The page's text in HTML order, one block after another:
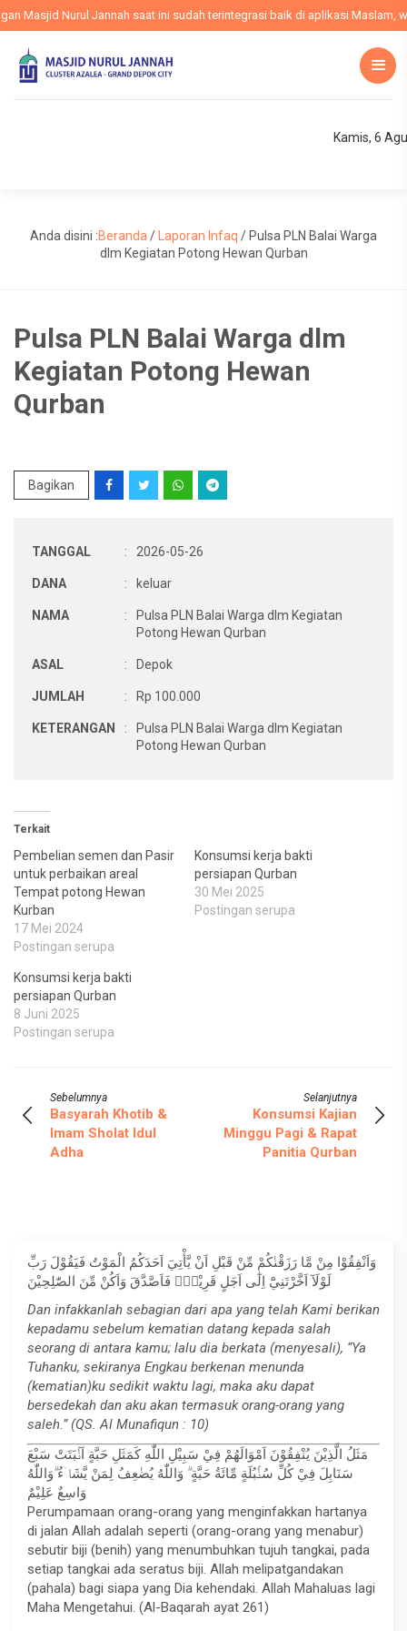
Masjid Nurul Jannah saat ini sudah terintegrasi baik di aplikasi Maslam,
Kamis, 6
Anda disini :Beranda / Laporan Infaq / Pulsa PLN Balai Warga
dlm Kegiatan Potong Hewan Qurban
Pulsa PLN Balai Warga dlm
Kegiatan Potong Hewan
Qurban
Bagikan
TANGGAL : 2026-05-26
DANA : keluar
NAMA :
Pulsa PLN Balai Warga dlm Kegiatan
Potong Hewan Qurban
ASAL : Depok
JUMLAH : Rp 100.000
KETERANGAN :
Pulsa PLN Balai Warga dlm Kegiatan
Potong Hewan Qurban
Terkait
Pembelian semen dan Pasir
untuk perbaikan areal
Tempat potong Hewan
Kurban
17 Mei 2024
Postingan serupa
Konsumsi kerja bakti
persiapan Qurban
30 Mei 2025
Postingan serupa
Konsumsi kerja bakti
persiapan Qurban
8 Juni 2025
Postingan serupa
Sebelumnya
Basyarah Khotib &
Imam Sholat Idul
Adha
Selanjutnya
Konsumsi Kajian
Minggu Pagi & Rapat
Panitia Qurban
وَاَنْفِقُوْا مِنْ مَّا رَزَقْنٰكُمْ مِّنْ قَبْلِ اَنْ يَّأْتِيَ اَحَدَكُمُ الْمَوْتُ فَيَقُوْلَ رَبِّ
لَوْلَآ اَخَّرْتَنِيْٓ اِلٰٓى اَجَلٍ قَرِيْبٍۚ فَاَصَّدَّقَ وَاَكُنْ مِّنَ الصّٰلِحِيْنَ
Dan infakkanlah sebagian dari apa yang telah Kami berikan
kepadamu sebelum kematian datang kepada salah
seorang di antara kamu; lalu dia berkata (menyesali), “Ya
Tuhanku, sekiranya Engkau berkenan menunda
(kematian)ku sedikit waktu lagi, maka aku dapat
bersedekah dan aku akan termasuk orang-orang yang
saleh.” (QS. Al Munafiqun : 10)
مَثَلُ الَّذِيْنَ يُنْفِقُوْنَ اَمْوَالَهُمْ فِيْ سَبِيْلِ اللّٰهِ كَمَثَلِ حَبَّةٍ اَنْۢبَتَتْ سَبْعَ
سَنَابِلَ فِيْ كُلِّ سُنْۢبُلَةٍ مِّائَةُ حَبَّةٍ ۗ وَاللّٰهُ يُضٰعِفُ لِمَنْ يَّشَاۤءُ ۗوَاللّٰهُ
وَاسِعٌ عَلِيْمٌ
Perumpamaan orang-orang yang menginfakkan hartanya
di jalan Allah adalah seperti (orang-orang yang menabur)
sebutir biji (benih) yang menumbuhkan tujuh tangkai, pada
setiap tangkai ada seratus biji. Allah melipatgandakan
(pahala) bagi siapa yang Dia kehendaki. Allah Mahaluas lagi
Maha Mengetahui. (Al-Baqarah ayat 261)